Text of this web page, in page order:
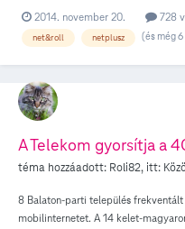
2014. november 20. 728
net&roll netplusz (és még 6
A Telekom gyorsítja a
téma hozzáadott: Roli82, itt:
8 Balaton-parti település
mobilinternetet. A 14 kelet-